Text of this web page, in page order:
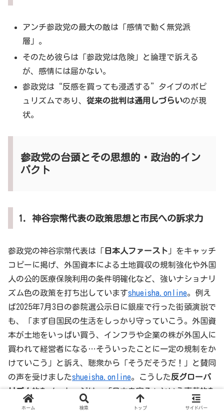
アンチ参政党の最大の敵は「感情で動く無党派
層」。
そのため彼らは「参政党は危険」と論理で訴える
が、感情には届かない。
参政党は“反感を買っても浸透する”タイプのポピ
ュリズムであり、従来の批判は通用しづらいのが現
状。
参政党の台頭とその思想的・政治的イン
パクト
1. 神谷宗幣代表の政策思想と市民への訴求力
参政党の神谷宗幣代表は「 日本人ファースト 」をキャッチ
コピーに掲げ、外国資本による土地買収の規制強化や外国
人の公的医療保険利用の条件明確化など、強いナショナリ
ズム色の政策を打ち出していますshueisha.online。例え
ば2025年7月3日の参院選公示日に銀座で行った街頭演説で
も、「まず自国民の生活をしっかり守っていこう。外国資
本が土地をいっぱい買う、インフラや企業の株が外国人に
買われて経営者になる…そういったことに一定の規制をか
けていこう」と訴え、聴衆から「そうだそうだ！」と賛同
の声を受けましたshueisha.online。こうした反グローバ
リズム的なメッセージは、「日本を守る」という直截的な
訴求力で現状への不安や不満を抱える層の心を掴んでいま
ホーム 検索 トップ サイドバー